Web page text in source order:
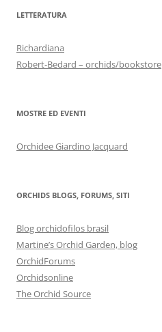
LETTERATURA
Richardiana
Robert-Bedard – orchids/bookstore
MOSTRE ED EVENTI
Orchidee Giardino Jacquard
ORCHIDS BLOGS, FORUMS, SITI
Blog orchidofilos brasil
Martine’s Orchid Garden, blog
OrchidForums
Orchidsonline
The Orchid Source